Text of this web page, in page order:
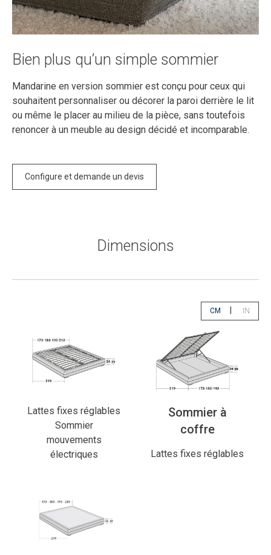
Bien plus qu’un simple sommier
Mandarine en version sommier est conçu pour ceux qui
souhaitent personnaliser ou décorer la paroi derrière le lit
ou même le placer au milieu de la pièce, sans toutefois
renoncer à un meuble au design décidé et incomparable.
Configure et demande un devis
Dimensions
CM
|
IN
Lattes fixes réglables
Sommier
mouvements
électriques
Sommier à
coffre
Lattes fixes réglables